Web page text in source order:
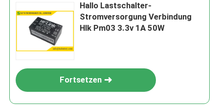
Hallo Lastschalter-
Stromversorgung Verbindung
Hlk Pm03 3.3v 1A 50W
Fortsetzen